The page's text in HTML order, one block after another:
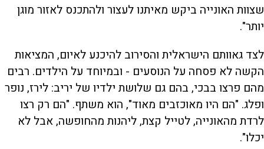
שצוות האונייה ביקש מאיתנו לעצור ולהתכנס לאזור מוגן
יותר".
לצד גאוותם הישראלית והסירוב להיכנע לאיום, המציאות
הקשה לא פסחה על הנוסעים - ובמיוחד על הילדים. רבים
מהם פרצו בבכי, בהם גם שלושת ילדיו של יריב: לירז, נופר
ופלג. "הם היו מאוכזבים מאוד", הוא משתף. "הם רק רצו
לרדת מהאונייה, לטייל קצת, ליהנות מהחופשה, אבל לא
יכלו".